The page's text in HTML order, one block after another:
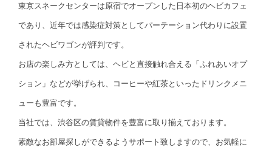
東京スネークセンターは原宿でオープンした日本初のヘビカフェ
であり、近年では感染症対策としてパーテーション代わりに設置
されたヘビワゴンが評判です。
お店の楽しみ方としては、ヘビと直接触れ合える「ふれあいオプ
ション」などが挙げられ、コーヒーや紅茶といったドリンクメニ
ューも豊富です。
当社では、渋谷区の賃貸物件を豊富に取り揃えております。
素敵なお部屋探しができるようサポート致しますので、お気軽に